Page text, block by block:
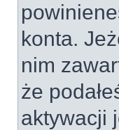
konta.
nim
że
aktywacji